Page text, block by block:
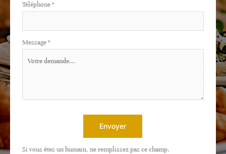
Téléphone*
Message*
Envoyer
Si vous êtes un humain, ne remplissez pas ce champ.